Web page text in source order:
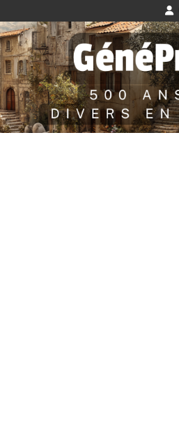
Aller
au
contenu
GénéProvence
500 ans de faits divers en Provence